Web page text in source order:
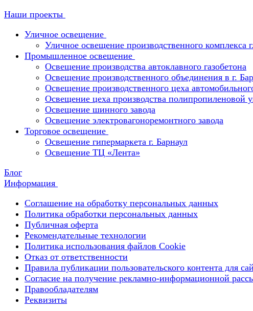
Наши проекты
Уличное освещение
Уличное освещение производственного комплекса
Промышленное освещение
Освещение производства автоклавного газобетона
Освещение производственного объединения в г.
Освещение производственного цеха
Освещение цеха производства полипропиленовой
Освещение шинного завода
Освещение электровагоноремонтного завода
Торговое освещение
Освещение гипермаркета г. Барнаул
Освещение ТЦ «Лента»
Блог
Информация
Соглашение на обработку персональных данных
Политика обработки персональных данных
Публичная оферта
Рекомендательные технологии
Политика использования файлов Cookie
Отказ от ответственности
Правила публикации пользовательского контента для
Согласие на получение рекламно-информационной
Правообладателям
Реквизиты